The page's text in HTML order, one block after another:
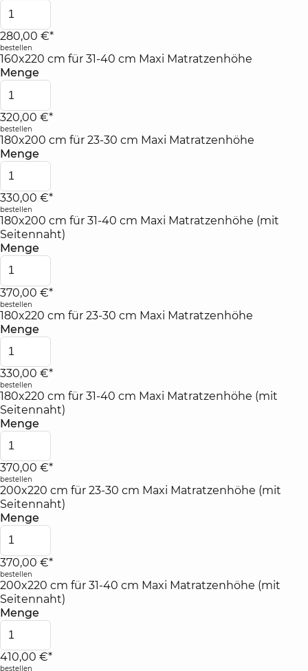
280,00 €*
bestellen
160x220 cm für 31-40 cm Maxi Matratzenhöhe
Menge
320,00 €*
bestellen
180x200 cm für 23-30 cm Maxi Matratzenhöhe
Menge
330,00 €*
bestellen
180x200 cm für 31-40 cm Maxi Matratzenhöhe (mit
Seitennaht)
Menge
370,00 €*
bestellen
180x220 cm für 23-30 cm Maxi Matratzenhöhe
Menge
330,00 €*
bestellen
180x220 cm für 31-40 cm Maxi Matratzenhöhe (mit
Seitennaht)
Menge
370,00 €*
bestellen
200x220 cm für 23-30 cm Maxi Matratzenhöhe (mit
Seitennaht)
Menge
370,00 €*
bestellen
200x220 cm für 31-40 cm Maxi Matratzenhöhe (mit
Seitennaht)
Menge
410,00 €*
bestellen